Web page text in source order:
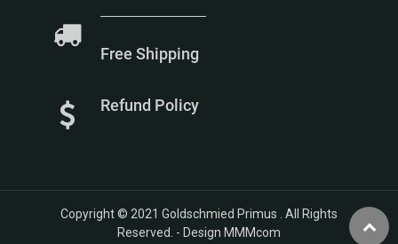
Free Shipping
Refund Policy
Copyright © 2021 Goldschmied Primus
. All Rights
Reserved. - Design MMMcom